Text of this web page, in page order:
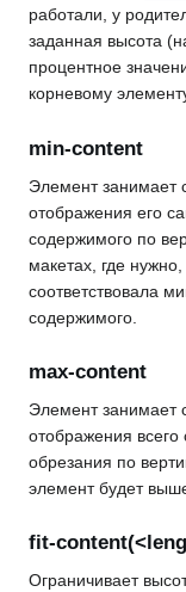
работали, у
заданная высота
процентное
корневому
min-content
Элемент занимает
отображения его
содержимого по
макетах, где
соответствовала
содержимого.
max-content
Элемент занимает
отображения
обрезания по
элемент будет
fit-
Ограничивает